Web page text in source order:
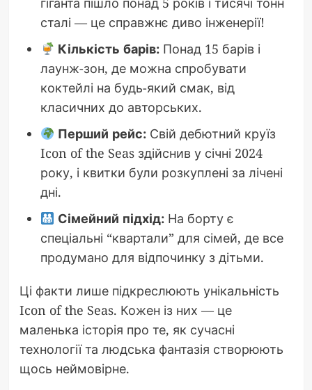
сталі — це справжнє диво інженерії!
Кількість барів: Понад 15 барів і
лаунж-зон, де можна спробувати
коктейлі на будь-який смак, від
класичних до авторських.
Перший рейс: Свій дебютний круїз
Icon of the Seas здійснив у січні 2024
року, і квитки були розкуплені за лічені
дні.
Сімейний підхід: На борту є
спеціальні “квартали” для сімей, де все
продумано для відпочинку з дітьми.
Ці факти лише підкреслюють унікальність
Icon of the Seas. Кожен із них — це
маленька історія про те, як сучасні
технології та людська фантазія створюють
щось неймовірне.